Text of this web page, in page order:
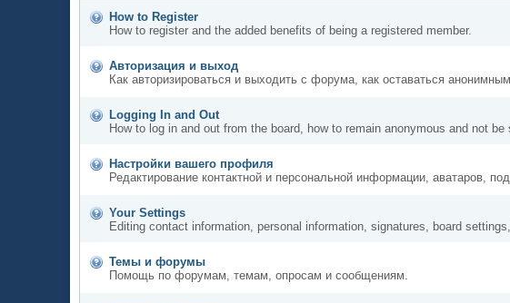
How to Register
How to register and the added benefits of being a registered member.
Авторизация и выход
Как авторизироваться и выходить с форума, как оставаться
Logging In and Out
How to log in and out from the board, how to remain anonymous and not
Настройки вашего профиля
Редактирование контактной и персональной информации, аватаров,
Your Settings
Editing contact information, personal information, signatures, board
Темы и форумы
Помощь по форумам, темам, опросам и сообщениям.